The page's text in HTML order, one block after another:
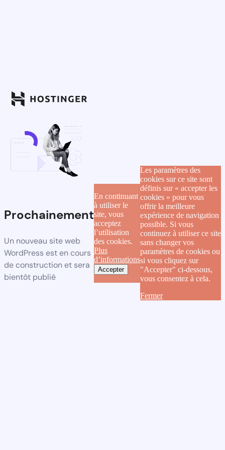
Prochainement
Un nouveau site web
WordPress est en cours
de construction et sera
bientôt publié
En continuant
à utiliser le
site, vous
acceptez
l’utilisation
des cookies.
Plus
d’informations
Accepter
Les paramètres des
cookies sur ce site sont
définis sur « accepter les
cookies » pour vous
offrir la meilleure
expérience de navigation
possible. Si vous
continuez à utiliser ce site
sans changer vos
paramètres de cookies ou
si vous cliquez sur
"Accepter" ci-dessous,
vous consentez à cela.
Fermer